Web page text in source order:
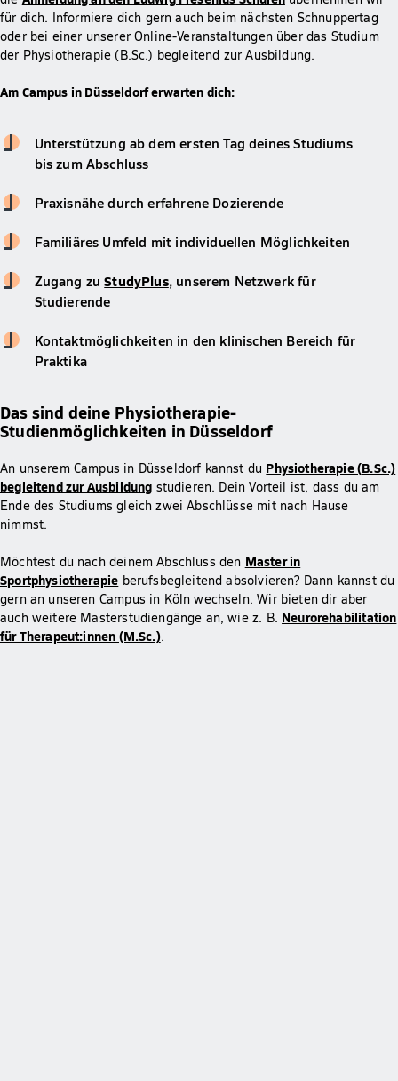
für dich. Informiere dich gern auch beim nächsten Schnuppertag
oder bei einer unserer Online-Veranstaltungen über das Studium
der Physiotherapie (B.Sc.) begleitend zur Ausbildung.
Am Campus in Düsseldorf erwarten dich:
Unterstützung ab dem ersten Tag deines Studiums
bis zum Abschluss
Praxisnähe durch erfahrene Dozierende
Familiäres Umfeld mit individuellen Möglichkeiten
Zugang zuStudyPlus, unserem Netzwerk für
Studierende
Kontaktmöglichkeiten in den klinischen Bereich für
Praktika
Das sind deine Physiotherapie-
Studienmöglichkeiten in Düsseldorf
An unserem Campus in Düsseldorf kannst du Physiotherapie (B.Sc.)
begleitend zur Ausbildung studieren. Dein Vorteil ist, dass du am
Ende des Studiums gleich zwei Abschlüsse mit nach Hause
nimmst.
Möchtest du nach deinem Abschluss den Master in
Sportphysiotherapie berufsbegleitend absolvieren? Dann kannst du
gern an unseren Campus in Köln wechseln. Wir bieten dir aber
auch weitere Masterstudiengänge an, wie z. B. Neurorehabilitation
für Therapeut:innen (M.Sc.).